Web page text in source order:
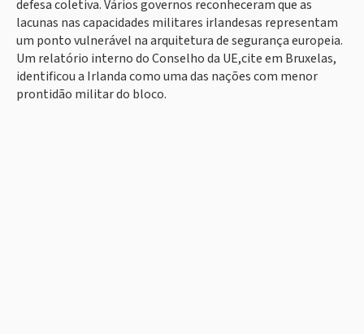
defesa coletiva. Vários governos reconheceram que as
lacunas nas capacidades militares irlandesas representam
um ponto vulnerável na arquitetura de segurança europeia.
Um relatório interno do Conselho da UE,cite em Bruxelas,
identificou a Irlanda como uma das nações com menor
prontidão militar do bloco.